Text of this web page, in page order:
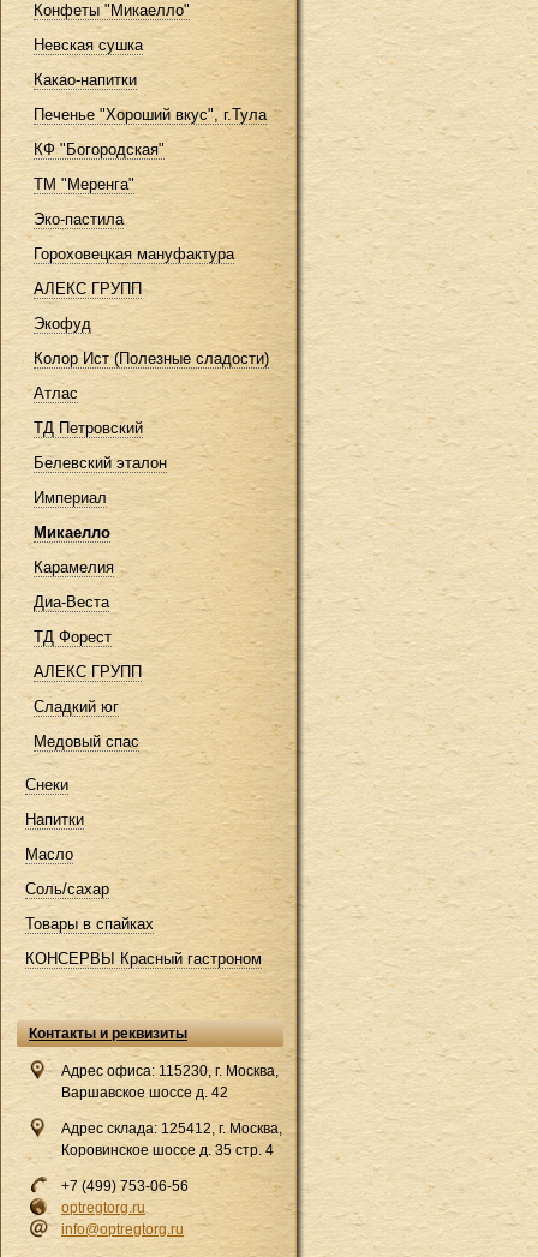
Конфеты "Микаелло"
Невская сушка
Какао-напитки
Печенье "Хороший вкус", г.Тула
КФ "Богородская"
ТМ "Меренга"
Эко-пастила
Гороховецкая мануфактура
АЛЕКС ГРУПП
Экофуд
Колор Ист (Полезные сладости)
Атлас
ТД Петровский
Белевский эталон
Империал
Микаелло
Карамелия
Диа-Веста
ТД Форест
АЛЕКС ГРУПП
Сладкий юг
Медовый спас
Снеки
Напитки
Масло
Соль/сахар
Товары в спайках
КОНСЕРВЫ Красный гастроном
Контакты и реквизиты
Адрес офиса: 115230, г. Москва,
Варшавское шоссе д. 42
Адрес склада: 125412, г. Москва,
Коровинское шоссе д. 35 стр. 4
+7 (499) 753-06-56
optregtorg.ru
info@optregtorg.ru